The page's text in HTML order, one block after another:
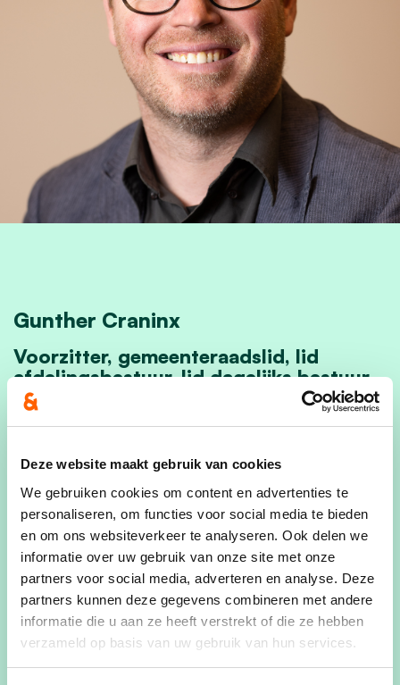
Deze website maakt gebruik van cookies
We gebruiken cookies om content en advertenties te
personaliseren, om functies voor social media te bieden
en om ons websiteverkeer te analyseren. Ook delen we
informatie over uw gebruik van onze site met onze
partners voor social media, adverteren en analyse. Deze
partners kunnen deze gegevens combineren met andere
informatie die u aan ze heeft verstrekt of die ze hebben
verzameld op basis van uw gebruik van hun services.
Gunther Craninx
Voorzitter, gemeenteraadslid, lid
afdelingsbestuur, lid dagelijks bestuur.
Voor de mensen die mij niet kennen, ik ben
partner Marc Hoebrechts in Mielen-boven-Aalst.
Professioneel heb ik altijd in de Horeca gewerkt
waarna ik omgeschoold ben tot
elektrotechnischinstallateur en een specialisatie
in domotica. Op dit moment ben ik de
specialisatie's erkend installateur van
warmtepompen en zonnepannelen af aan het
ronden. Ik werk bij elektriciteitswerken Yvo
Craninx, het bedrijf van mijn vader. Mijn partner